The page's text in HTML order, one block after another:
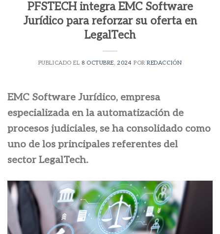
PFSTECH integra EMC Software
Jurídico para reforzar su oferta en
LegalTech
PUBLICADO EL 8 OCTUBRE, 2024 PORREDACCIÓN
EMC Software Jurídico, empresa
especializada en la automatización de
procesos judiciales, se ha consolidado como
uno de los principales referentes del
sector LegalTech.